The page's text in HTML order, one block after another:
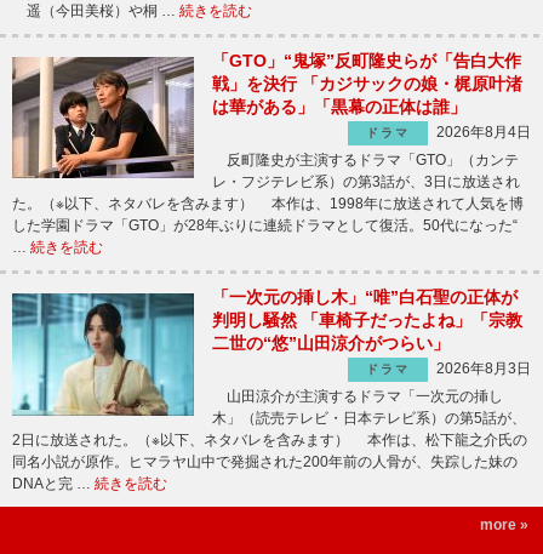
遥（今田美桜）や桐 … 続きを読む
「GTO」“鬼塚”反町隆史らが「告白大作
戦」を決行 「カジサックの娘・梶原叶渚
は華がある」「黒幕の正体は誰」
ドラマ
2026年8月4日
反町隆史が主演するドラマ「GTO」（カンテ
レ・フジテレビ系）の第3話が、3日に放送され
た。（※以下、ネタバレを含みます） 本作は、1998年に放送されて人気を博
した学園ドラマ「GTO」が28年ぶりに連続ドラマとして復活。50代になった“
続きを読む
「一次元の挿し木」“唯”白石聖の正体が
判明し騒然 「車椅子だったよね」「宗教
二世の“悠”山田涼介がつらい」
ドラマ
2026年8月3日
山田涼介が主演するドラマ「一次元の挿し
木」（読売テレビ・日本テレビ系）の第5話が、
2日に放送された。（※以下、ネタバレを含みます） 本作は、松下龍之介氏の
同名小説が原作。ヒマラヤ山中で発掘された200年前の人骨が、失踪した妹の
DNAと完 … 続きを読む
more »